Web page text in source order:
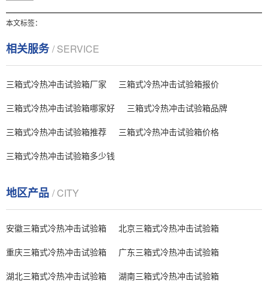
本文标签：
相关服务/ SERVICE
三箱式冷热冲击试验箱厂家
三箱式冷热冲击试验箱报价
三箱式冷热冲击试验箱哪家好
三箱式冷热冲击试验箱品牌
三箱式冷热冲击试验箱推荐
三箱式冷热冲击试验箱价格
三箱式冷热冲击试验箱多少钱
地区产品 / CITY
安徽三箱式冷热冲击试验箱
北京三箱式冷热冲击试验箱
重庆三箱式冷热冲击试验箱
广东三箱式冷热冲击试验箱
湖北三箱式冷热冲击试验箱
湖南三箱式冷热冲击试验箱